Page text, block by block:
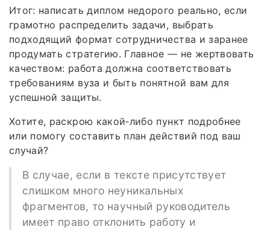
Итог: написать диплом недорого реально, если
грамотно распределить задачи, выбрать
подходящий формат сотрудничества и заранее
продумать стратегию. Главное — не жертвовать
качеством: работа должна соответствовать
требованиям вуза и быть понятной вам для
успешной защиты.
Хотите, раскрою какой‑либо пункт подробнее
или помогу составить план действий под ваш
случай?
В случае, если в тексте присутствует
слишком много неуникальных
фрагментов, то научный руководитель
имеет право отклонить работу и